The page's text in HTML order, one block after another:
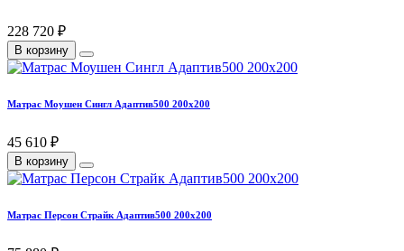
228 720 ₽
В корзину
Матрас Моушен Сингл Адаптив500 200х200
45 610 ₽
В корзину
Матрас Персон Страйк Адаптив500 200х200